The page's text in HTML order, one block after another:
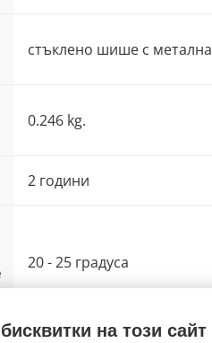
стъклено шише с
0.246 kg.
2 години
20 - 25 градуса
на този сайт